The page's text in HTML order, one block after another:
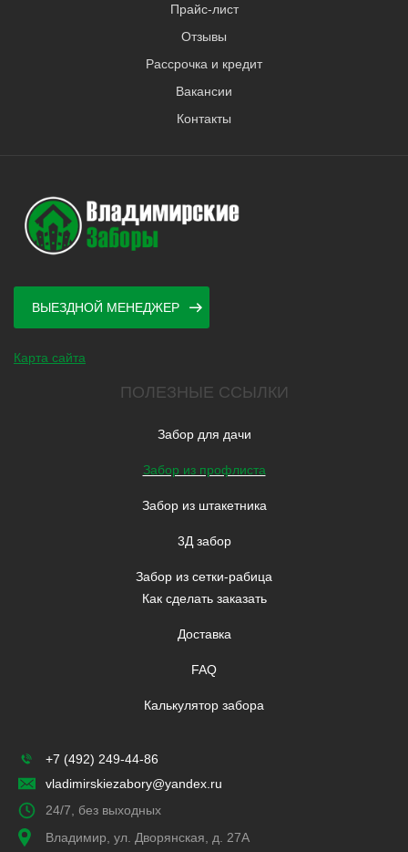
Прайс-лист
Отзывы
Рассрочка и кредит
Вакансии
Контакты
ВЫЕЗДНОЙ МЕНЕДЖЕР
Карта сайта
ПОЛЕЗНЫЕ ССЫЛКИ
Забор для дачи
Забор из профлиста
Забор из штакетника
3Д забор
Забор из сетки-рабица
Как сделать заказать
Доставка
FAQ
Калькулятор забора
+7 (492) 249-44-86
vladimirskiezabory@yandex.ru
24/7, без выходных
Владимир, ул. Дворянская, д. 27А